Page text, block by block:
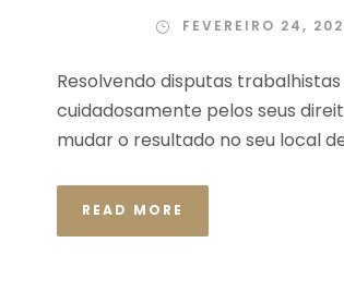
FEVEREIRO 24,
Resolvendo disputas
cuidadosamente pelos seus
mudar o resultado no seu local
READ MORE